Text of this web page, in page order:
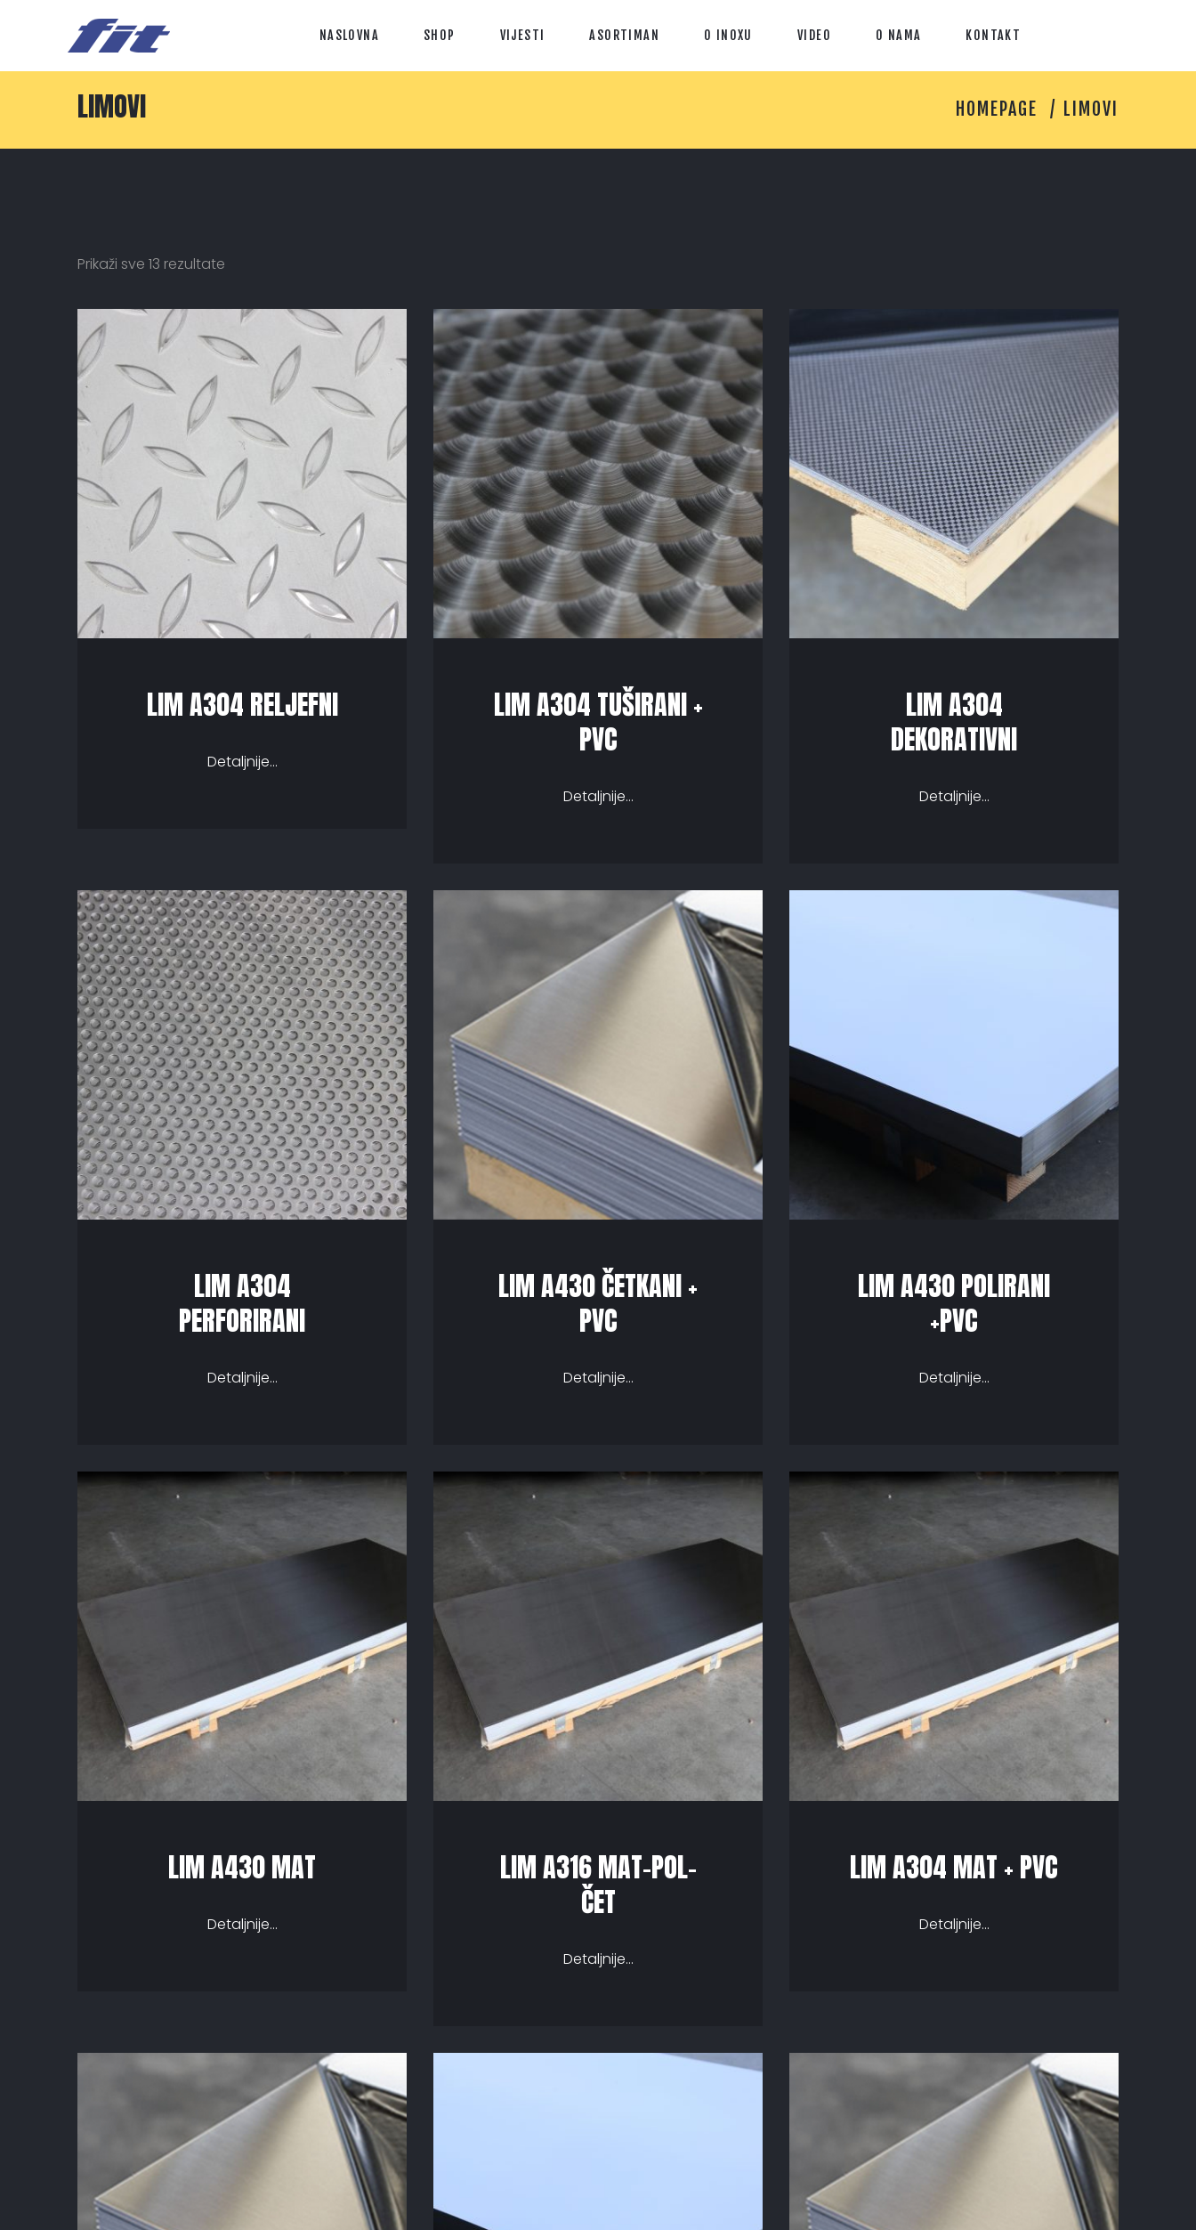
NASLOVNA SHOP VIJESTI ASORTIMAN O INOXU VIDEO O NAMA KONTAKT
LIMOVI HOMEPAGE LIMOVI
Prikaži sve 13 rezultate
LIM A304 RELJEFNI
Detaljnije...
LIM A304 TUŠIRANI +
PVC
Detaljnije...
LIM A304
DEKORATIVNI
Detaljnije...
LIM A304
PERFORIRANI
Detaljnije...
LIM A430 ČETKANI +
PVC
Detaljnije...
LIM A430 POLIRANI
+PVC
Detaljnije...
LIM A430 MAT
Detaljnije...
LIM A316 MAT-POL-
ČET
Detaljnije...
LIM A304 MAT + PVC
Detaljnije...